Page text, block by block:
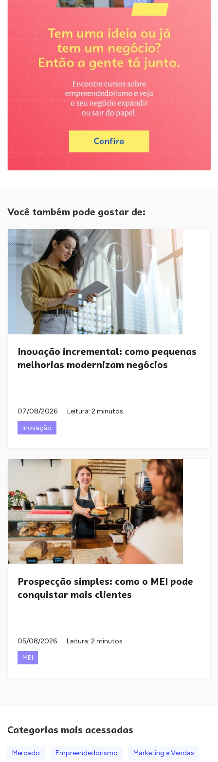
Você também pode gostar de:
Inovação incremental: como pequenas
melhorias modernizam negócios
07/08/2026
Leitura: 2 minutos
Inovação
Prospecção simples: como o MEI pode
conquistar mais clientes
05/08/2026
Leitura: 2 minutos
MEI
Categorias mais acessadas
Mercado Empreendedorismo Marketing e Vendas